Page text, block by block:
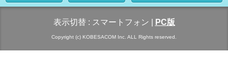
表示切替 : スマートフォン PC版
Copyright (c) KOBESACOM Inc. ALL Rights reserved.